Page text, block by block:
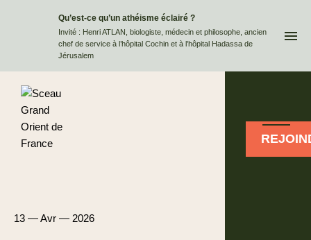
Qu’est-ce qu’un athéisme éclairé ?
Invité : Henri ATLAN, biologiste, médecin et philosophe, ancien
chef de service à l’hôpital Cochin et à l’hôpital Hadassa de
Jérusalem
13 — Avr — 2026